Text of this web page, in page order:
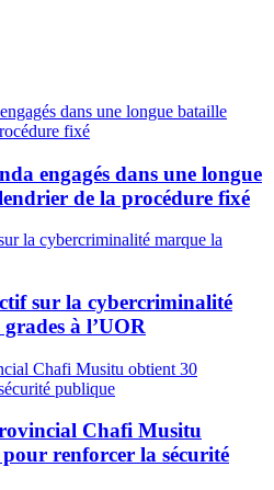
engagés dans une longue
de la procédure fixé
sur la cybercriminalité
à l’UOR
Chafi Musitu
renforcer la sécurité